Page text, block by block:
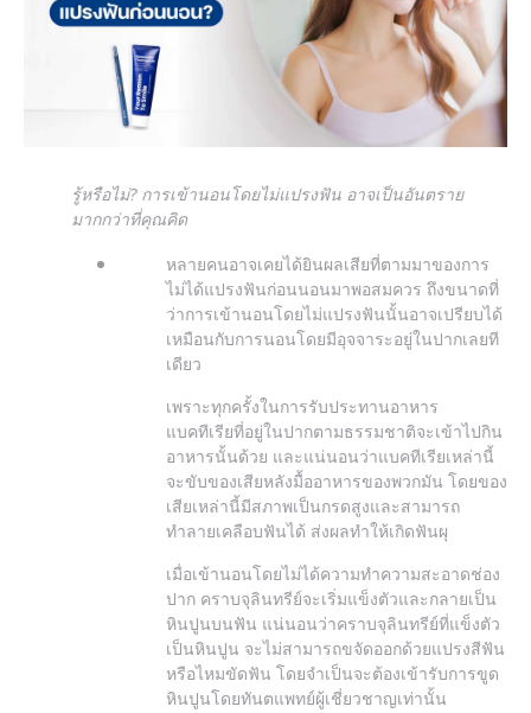
รู้หรือไม่? การเข้านอนโดยไม่แปรงฟัน อาจเป็นอันตราย
มากกว่าที่คุณคิด
หลายคนอาจเคยได้ยินผลเสียที่ตามมาของการ
ไม่ได้แปรงฟันก่อนนอนมาพอสมควร ถึงขนาดที่
ว่าการเข้านอนโดยไม่แปรงฟันนั้นอาจเปรียบได้
เหมือนกับการนอนโดยมีอุจจาระอยู่ในปากเลยที
เดียว
เพราะทุกครั้งในการรับประทานอาหาร
แบคทีเรียที่อยู่ในปากตามธรรมชาติจะเข้าไปกิน
อาหารนั้นด้วย และแน่นอนว่าแบคทีเรียเหล่านี้
จะขับของเสียหลังมื้ออาหารของพวกมัน โดยของ
เสียเหล่านี้มีสภาพเป็นกรดสูงและสามารถ
ทำลายเคลือบฟันได้ ส่งผลทำให้เกิดฟันผุ
เมื่อเข้านอนโดยไม่ได้ความทำความสะอาดช่อง
ปาก คราบจุลินทรีย์จะเริ่มแข็งตัวและกลายเป็น
หินปูนบนฟัน แน่นอนว่าคราบจุลินทรีย์ที่แข็งตัว
เป็นหินปูน จะไม่สามารถขจัดออกด้วยแปรงสีฟัน
หรือไหมขัดฟัน โดยจำเป็นจะต้องเข้ารับการขูด
หินปูนโดยทันตแพทย์ผู้เชี่ยวชาญเท่านั้น